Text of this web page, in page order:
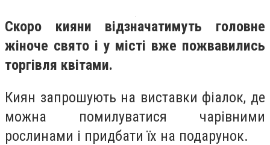
Скоро кияни відзначатимуть головне
жіноче свято і у місті вже пожвавились
торгівля квітами.
Киян запрошують на виставки фіалок, де
можна помилуватися чарівними
рослинами і придбати їх на подарунок.